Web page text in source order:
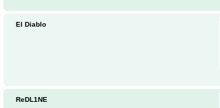
El Diablo
ReDL1NE